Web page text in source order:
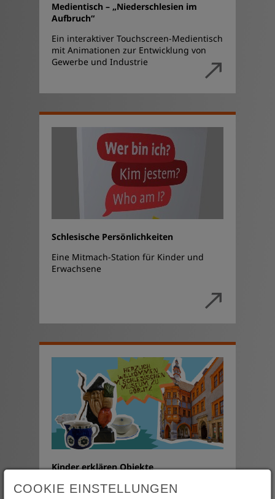
Medientisch – „Niederschlesien im
Aufbruch“
Ein interaktiver Touchscreen-Medientisch
mit Animationen zur Entwicklung von
Gewerbe und Industrie
Schlesische Persönlichkeiten
Eine Mitmach-Station für Kinder und
Erwachsene
Kinder erklären Objekte
Grundschüler*innen präsentieren
COOKIE EINSTELLUNGEN